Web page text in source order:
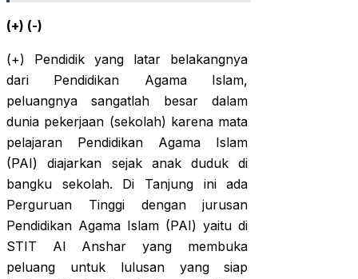
(+) (-)
(+) Pendidik yang latar belakangnya
dari Pendidikan Agama Islam,
peluangnya sangatlah besar dalam
dunia pekerjaan (sekolah) karena mata
pelajaran Pendidikan Agama Islam
(PAI) diajarkan sejak anak duduk di
bangku sekolah. Di Tanjung ini ada
Perguruan Tinggi dengan jurusan
Pendidikan Agama Islam (PAI) yaitu di
STIT Al Anshar yang membuka
peluang untuk lulusan yang siap